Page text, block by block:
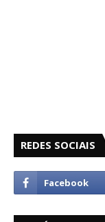
REDES SOCIAIS